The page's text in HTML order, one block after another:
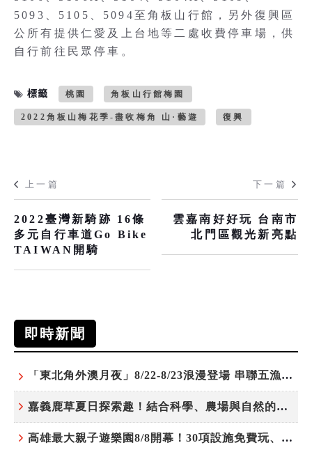
5093、5105、5094至角板山行館，另外復興區
公所有提供仁愛及上台地等二處收費停車場，供
自行前往民眾停車。
標籤 桃園 角板山行館梅園
2022角板山梅花季-盡收梅角 山·藝遊 復興
上一篇
2022臺灣新騎跡 16條
多元自行車道Go Bike
TAIWAN開騎
下一篇
雲嘉南好好玩 台南市
北門區觀光新亮點
即時新聞
「東北角外澳月夜」8/22-8/23浪漫登場 串聯五漁村、音樂、市集、火舞與慢旅共度夏夜
嘉義鹿草夏日探索趣！結合科學、農場與自然的親子小旅行
高雄最大親子遊樂園8/8開幕！30項設施免費玩、YOYO家族嗨翻暑假